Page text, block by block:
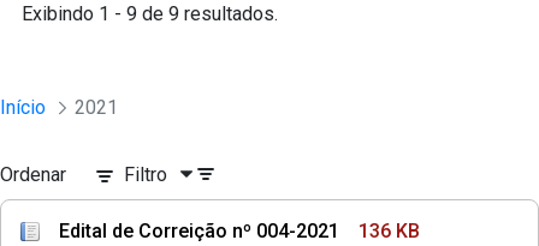
Exibindo 1 - 9 de 9 resultados.
Início 2021
Ordenar Filtro
Edital de Correição nº 004-2021
136 KB